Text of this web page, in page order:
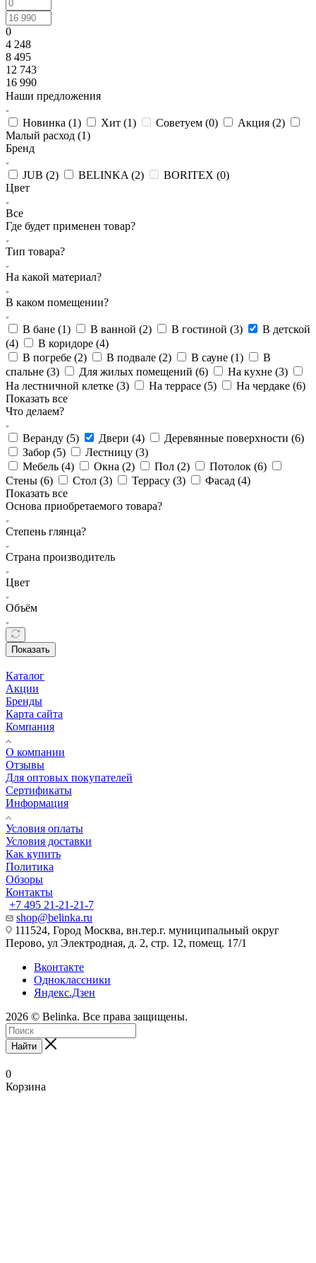
0
4 248
8 495
12 743
16 990
Наши предложения
Новинка (1) Хит (1) Советуем (0) Акция (2)
Малый расход (1)
Бренд
JUB (2) BELINKA (2) BORITEX (0)
Цвет
Все
Где будет применен товар?
Тип товара?
На какой материал?
В каком помещении?
В бане (1) В ванной (2) В гостиной (3)
В детской
(4) В коридоре (4)
В погребе (2) В подвале (2) В сауне (1)
В
спальне (3) Для жилых помещений (6) На кухне (3)
На лестничной клетке (3) На террасе (5) На чердаке (6)
Показать все
Что делаем?
Веранду (5) Двери (4) Деревянные поверхности (6)
Забор (5) Лестницу (3)
Мебель (4) Окна (2) Пол (2) Потолок (6)
Стены (6) Стол (3) Террасу (3) Фасад (4)
Показать все
Основа приобретаемого товара?
Степень глянца?
Страна производитель
Цвет
Объём
Показать
Каталог
Акции
Бренды
Карта сайта
Компания
О компании
Отзывы
Для оптовых покупателей
Сертификаты
Информация
Условия оплаты
Условия доставки
Как купить
Политика
Обзоры
Контакты
+7 495 21-21-21-7
shop@belinka.ru
111524, Город Москва, вн.тер.г. муниципальный округ
Перово, ул Электродная, д. 2, стр. 12, помещ. 17/1
Вконтакте
Одноклассники
Яндекс.Дзен
2026 © Belinka. Все права защищены.
Найти
0
Корзина